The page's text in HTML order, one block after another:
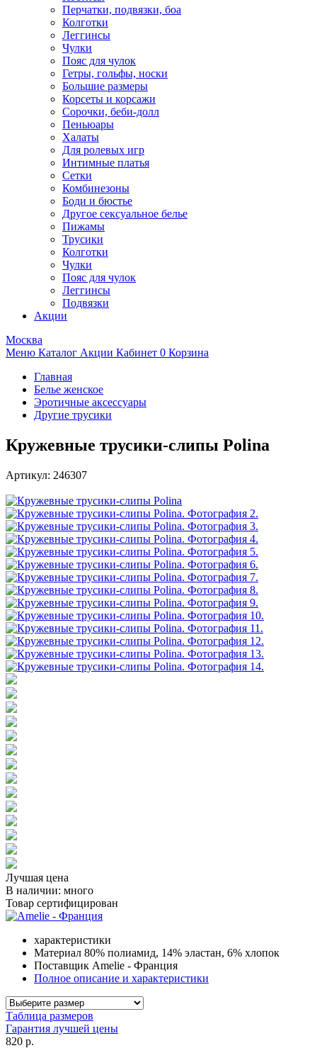
Перчатки, подвязки, боа
Колготки
Леггинсы
Чулки
Пояс для чулок
Гетры, гольфы, носки
Большие размеры
Корсеты и корсажи
Сорочки, беби-долл
Пеньюары
Халаты
Для ролевых игр
Интимные платья
Сетки
Комбинезоны
Боди и бюстье
Другое сексуальное белье
Пижамы
Трусики
Колготки
Чулки
Пояс для чулок
Леггинсы
Подвязки
Акции
Москва
Меню Каталог Акции Кабинет 0 Корзина
Главная
Белье женское
Эротичные аксессуары
Другие трусики
Кружевные трусики-слипы Polina
Артикул: 246307
Лучшая цена
В наличии: много
Товар сертифицирован
характеристики
Материал 80% полиамид, 14% эластан, 6% хлопок
Поставщик Amelie - Франция
Полное описание и характеристики
Таблица размеров
Гарантия лучшей цены
820 р.